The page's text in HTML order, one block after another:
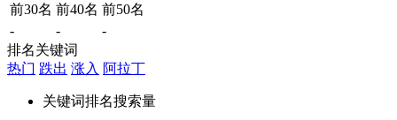
前30名 前40名 前50名
-
-
-
排名关键词
热门 跌出 涨入 阿拉丁
关键词排名搜索量